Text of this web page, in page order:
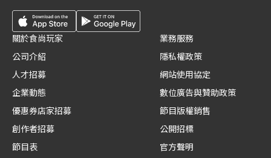
關於食尚玩家
公司介紹
人才招募
企業動態
優惠券店家招募
創作者招募
節目表
業務服務
隱私權政策
網站使用協定
數位廣告與贊助政策
節目版權銷售
公開招標
官方聲明